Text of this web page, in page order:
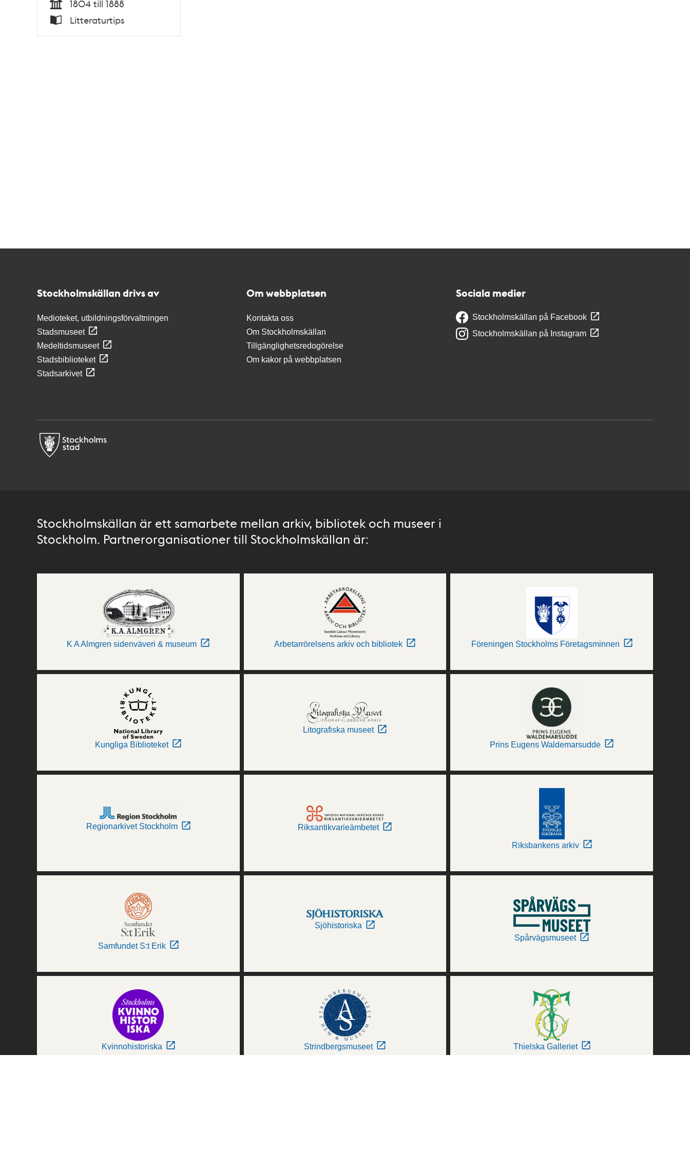
Tid
1804 till 1888
Typ
Litteraturtips
Stockholmskällan drivs av
Medioteket, utbildningsförvaltningen
Stadsmuseet
Medeltidsmuseet
Stadsbiblioteket
Stadsarkivet
Om webbplatsen
Kontakta oss
Om Stockholmskällan
Tillgänglighetsredogörelse
Om kakor på webbplatsen
Sociala medier
Stockholmskällan på Facebook
Stockholmskällan på Instagram
Stockholmskällan är ett samarbete mellan arkiv, bibliotek och museer i
Stockholm. Partnerorganisationer till Stockholmskällan är:
K A Almgren sidenväveri & museum Arbetarrörelsens arkiv och bibliotek Föreningen Stockholms Företagsminnen
Kungliga Biblioteket
Litografiska museet
Prins Eugens Waldemarsudde
Regionarkivet Stockholm Riksantikvarieämbetet
Riksbankens arkiv
Samfundet S:t Erik
Sjöhistoriska
Spårvägsmuseet
Kvinnohistoriska Strindbergsmuseet Thielska Galleriet